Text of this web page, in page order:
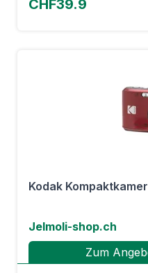
CHF39.9
Kodak
Jelmoli-shop.ch
Zum